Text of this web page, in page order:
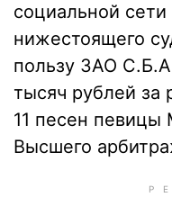
социальной
нижестоящего
пользу ЗАО
тысяч рублей за
11 песен певицы
Высшего